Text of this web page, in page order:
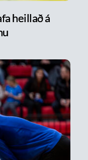
heillað á